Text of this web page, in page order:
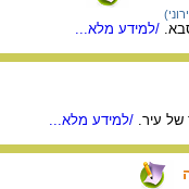
/למידע מלא...
עיר. /למידע מלא...